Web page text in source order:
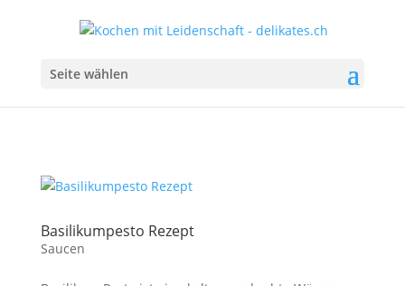
Seite wählen
Basilikumpesto Rezept
Saucen